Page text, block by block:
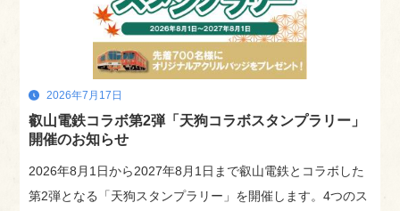
2026年7月17日
叡山電鉄コラボ第2弾「天狗コラボスタンプラリー」
開催のお知らせ
2026年8月1日から2027年8月1日まで叡山電鉄とコラボした
第2弾となる「天狗スタンプラリー」を開催します。4つのス